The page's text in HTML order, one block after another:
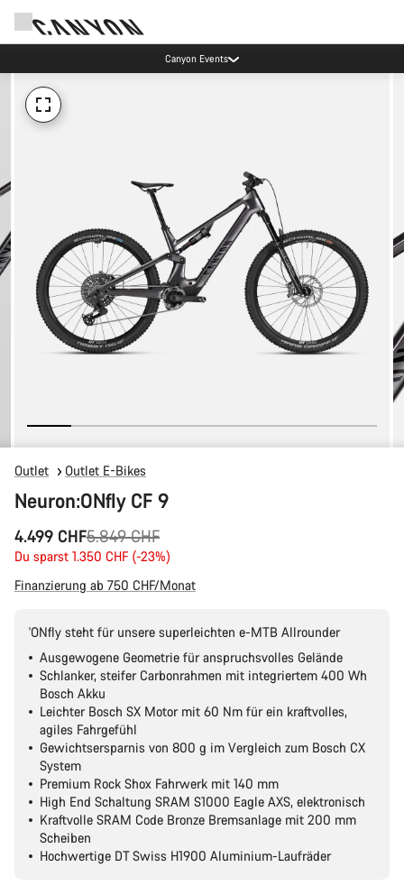
Canyon Events
Outlet Outlet E-Bikes
Neuron:ONfly CF 9
4.499 CHF
Ursprungspreis5.849 CHF
Du sparst 1.350 CHF (-23%)
Finanzierung ab 750 CHF/Monat
'ONfly steht für unsere superleichten e-MTB Allrounder
Ausgewogene Geometrie für anspruchsvolles Gelände
Schlanker, steifer Carbonrahmen mit integriertem 400 Wh
Bosch Akku
Leichter Bosch SX Motor mit 60 Nm für ein kraftvolles,
agiles Fahrgefühl
Gewichtsersparnis von 800 g im Vergleich zum Bosch CX
System
Premium Rock Shox Fahrwerk mit 140 mm
High End Schaltung SRAM S1000 Eagle AXS, elektronisch
Kraftvolle SRAM Code Bronze Bremsanlage mit 200 mm
Scheiben
Hochwertige DT Swiss H1900 Aluminium-Laufräder